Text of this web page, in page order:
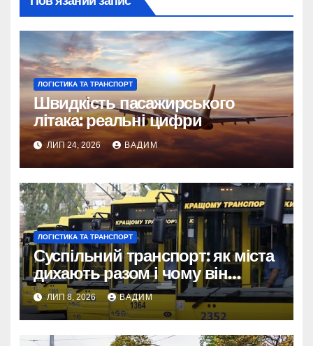
ЛОГІСТИКА ТА ТРАНСПОРТ
Швидкість пасажирського
літака: реальні цифри
ЛИП 24, 2026 ВАДИМ
ЛОГІСТИКА ТА ТРАНСПОРТ
Суспільний транспорт: як міста
дихають разом і чому він
змінює наше життя
ЛИП 8, 2026 ВАДИМ